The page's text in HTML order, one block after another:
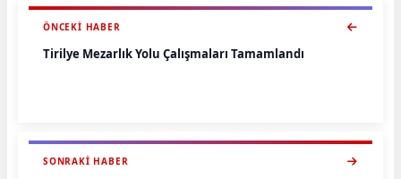
ÖNCEKI HABER
Tirilye Mezarlık Yolu Çalışmaları Tamamlandı
SONRAKI HABER